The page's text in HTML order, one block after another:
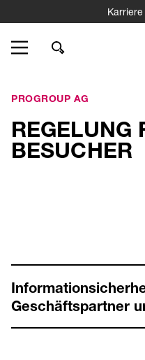
Karriere
PROGROUP AG
REGELUNG
BESUCHER
Geschäftspartner